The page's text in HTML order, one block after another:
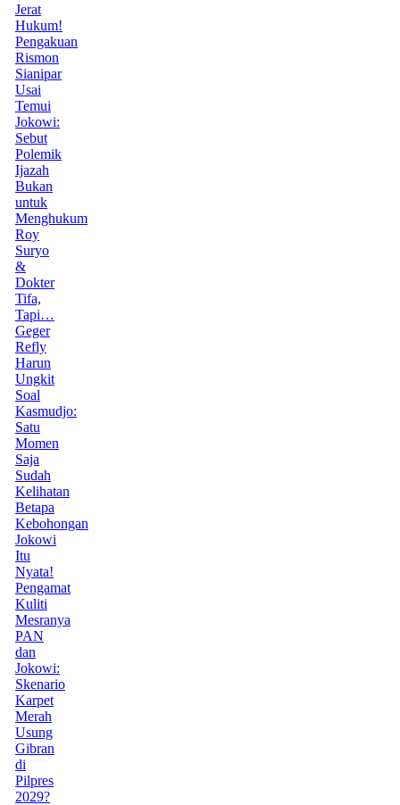
Jerat
Hukum!
Pengakuan
Rismon
Sianipar
Usai
Temui
Jokowi:
Sebut
Polemik
Ijazah
Bukan
untuk
Menghukum
Roy
Suryo
&
Dokter
Tifa,
Tapi…
Geger
Refly
Harun
Ungkit
Soal
Kasmudjo:
Satu
Momen
Saja
Sudah
Kelihatan
Betapa
Kebohongan
Jokowi
Itu
Nyata!
Pengamat
Kuliti
Mesranya
PAN
dan
Jokowi:
Skenario
Karpet
Merah
Usung
Gibran
di
Pilpres
2029?